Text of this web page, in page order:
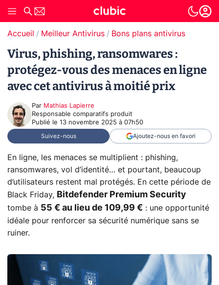
Accueil Meilleur Antivirus Bons plans antivirus
Virus, phishing, ransomwares :
protégez-vous des menaces en ligne
avec cet antivirus à moitié prix
Par Mathias Lapierre
Responsable comparatifs produit
Publié le 13 novembre 2025 à 07h50
Suivez-nous Ajoutez-nous en favori
En ligne, les menaces se multiplient : phishing,
ransomwares, vol d’identité… et pourtant, beaucoup
d’utilisateurs restent mal protégés. En cette période de
Black Friday, Bitdefender Premium Security
tombe à 55 € au lieu de 109,99 € : une opportunité
idéale pour renforcer sa sécurité numérique sans se
ruiner.